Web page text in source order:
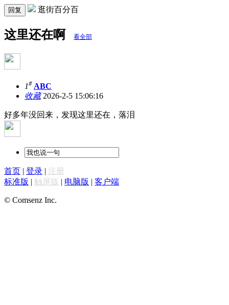
回复 逛街百分百
这里还在啊 看全部
1# ABC
收藏2026-2-5 15:06:16
好多年没回来，发现这里还在，落泪
首页 | 登录 | 注册
标准版 | 触屏版 | 电脑版 | 客户端
© Comsenz Inc.